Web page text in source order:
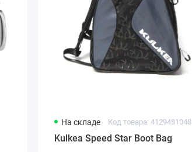
На складе Код товара: 4129481048
Kulkea Speed Star Boot Bag